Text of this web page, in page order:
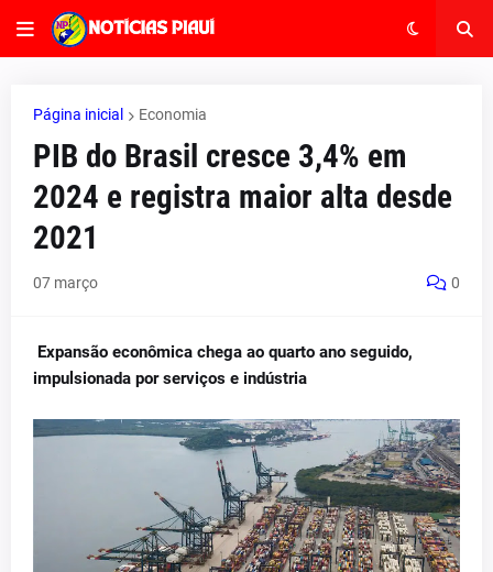
Página inicial Economia
PIB do Brasil cresce 3,4% em
2024 e registra maior alta desde
2021
07 março 0
Expansão econômica chega ao quarto ano seguido,
impulsionada por serviços e indústria